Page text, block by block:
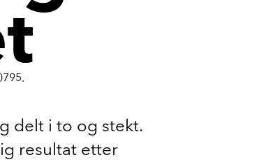
delt i to og stekt.
resultat etter